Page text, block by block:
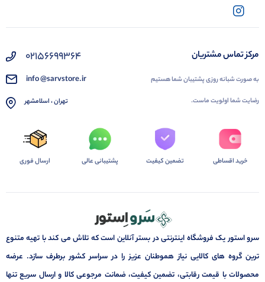
مرکز تماس مشتریان
به صورت شبانه روزی پشتیبان شما هستیم
رضایت شما اولویت ماست.
02156699364
info @sarvstore.ir
تهران ، اسلامشهر
خرید اقساطی تضمین کیفیت پشتیبانی عالی ارسال فوری
سرو استور یک فروشگاه اینترنتی در بستر آنلاین است که تلاش می کند با تهیه متنوع
ترین گروه های کالایی نیاز هموطنان عزیز را در سراسر کشور برطرف سازد. عرضه
محصولات با قیمت رقابتی، تضمین کیفیت، ضمانت مرجوعی کالا و ارسال سریع تنها